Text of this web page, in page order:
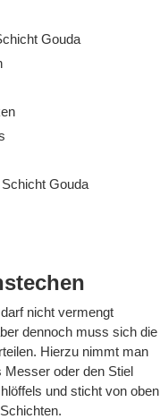
Gouda
Gouda
nicht vermengt
dennoch muss sich die
Hierzu nimmt man
Messer oder den Stiel
und sticht von oben